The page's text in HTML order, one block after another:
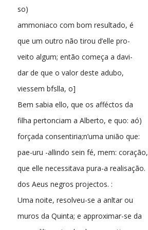
so)
ammoniaco com bom resultado, é
que um outro não tirou d’elle pro-
veito algum; então começa a davi-
dar de que o valor deste adubo,
viessem bfslla, o]
Bem sabia ello, que os afféctos da
filha pertonciam a Alberto, e quo: aó)
forçada consentiria;n’uma união que:
pae-uru -allindo sein fé, mem: coração,
que elle necessitava pura-a realisação.
dos Aeus negros projectos. :
Uma noite, resolveu-se a anltar ou
muros da Quinta; e approximar-se da